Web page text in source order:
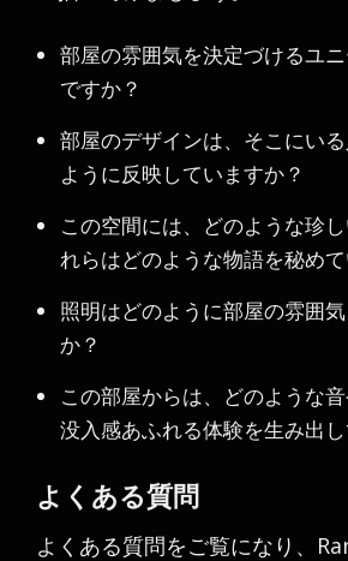
部屋の雰囲気を決定づけるユ
ですか？
部屋のデザインは、そこにい
ように反映していますか？
この空間には、どのような珍
れらはどのような物語を秘め
照明はどのように部屋の雰囲
か？
この部屋からは、どのような音
没入感あふれる体験を生み出
よくある質問
よくある質問をご覧になり、